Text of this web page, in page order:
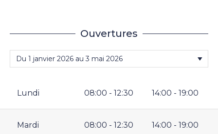
Ouvertures
Lundi 08:00 - 12:30 14:00 - 19:00
Mardi 08:00 - 12:30 14:00 - 19:00